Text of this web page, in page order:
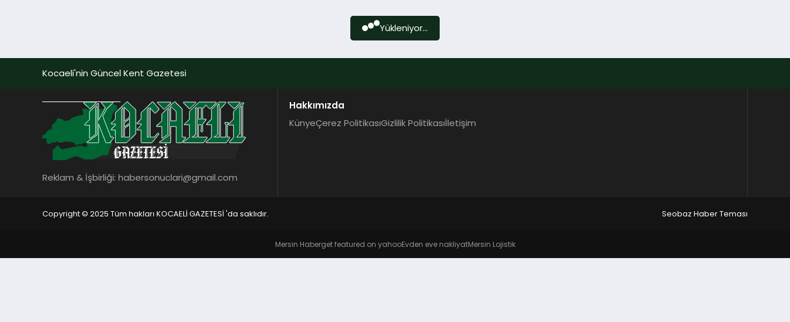
Yükleniyor...
Kocaeli'nin Güncel Kent Gazetesi
Reklam & İşbirliği: habersonuclari@gmail.com
Hakkımızda
KünyeÇerez PolitikasıGizlilik Politikasıİletişim
Copyright © 2025 Tüm hakları KOCAELİ GAZETESİ 'da saklıdır. Seobaz Haber Teması
Mersin Haberget featured on yahooEvden eve nakliyatMersin Lojistik